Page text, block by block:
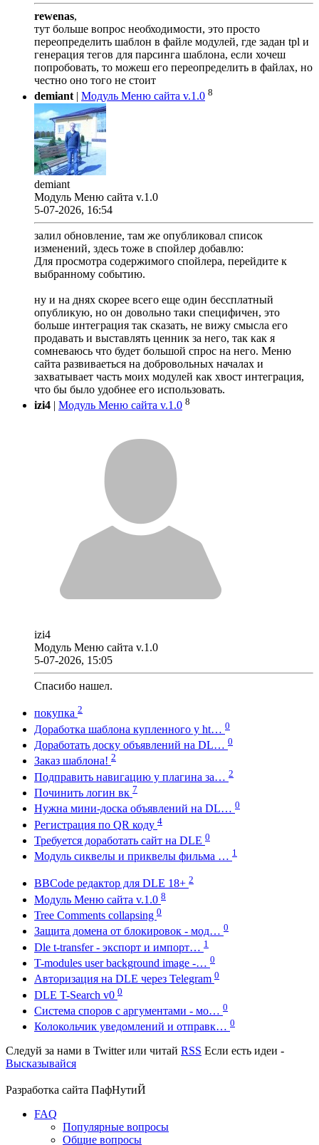
rewenas,
тут больше вопрос необходимости, это просто
переопределить шаблон в файле модулей, где задан tpl и
генерация тегов для парсинга шаблона, если хочеш
попробовать, то можеш его переопределить в файлах, но
честно оно того не стоит
demiant| Модуль Меню сайта v.1.0 8
demiant
Модуль Меню сайта v.1.0
5-07-2026, 16:54
залил обновление, там же опубликовал список
изменений, здесь тоже в спойлер добавлю:
Для просмотра содержимого спойлера, перейдите к
выбранному событию.
ну и на днях скорее всего еще один бессплатный
опубликую, но он довольно таки специфичен, это
больше интеграция так сказать, не вижу смысла его
продавать и выставлять ценник за него, так как я
сомневаюсь что будет большой спрос на него. Меню
сайта развиваеться на добровольных началах и
захватывает часть моих модулей как хвост интеграция,
что бы было удобнее его использовать.
izi4 | Модуль Меню сайта v.1.0 8
izi4
Модуль Меню сайта v.1.0
5-07-2026, 15:05
Спасибо нашел.
покупка 2
Доработка шаблона купленного у ht… 0
Доработать доску объявлений на DL… 0
Заказ шаблона! 2
Подправить навигацию у плагина за… 2
Починить логин вк 7
Нужна мини-доска объявлений на DL… 0
Регистрация по QR коду 4
Требуется доработать сайт на DLE 0
Модуль сиквелы и приквелы фильма … 1
BBCode редактор для DLE 18+ 2
Модуль Меню сайта v.1.0 8
Tree Comments collapsing 0
Защита домена от блокировок - мод… 0
Dle t-transfer - экспорт и импорт… 1
T-modules user background image -… 0
Авторизация на DLE через Telegram 0
DLE T-Search v0 0
Система споров с аргументами - мо… 0
Колокольчик уведомлений и отправк… 0
Следуй за нами в Twitterили читай RSS Если есть идеи -
Высказывайся
Разработка сайта ПафНутиЙ
FAQ
Популярные вопросы
Общие вопросы